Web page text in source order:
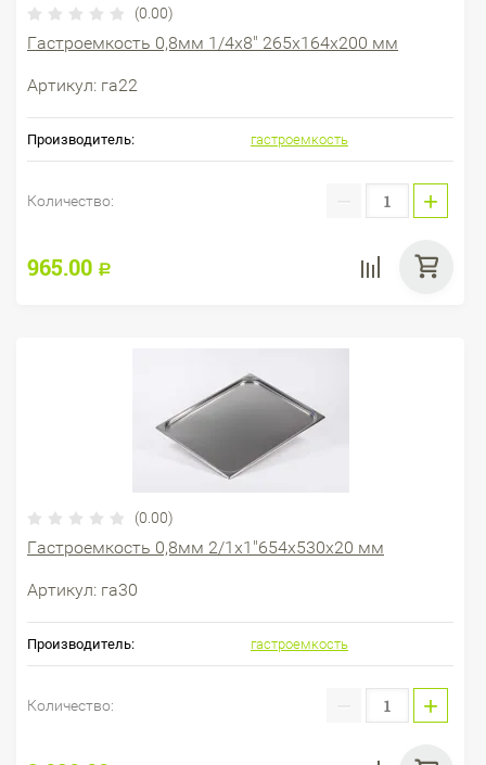
(0.00)
Гастроемкость 0,8мм 1/4х8" 265х164х200 мм
Артикул: га22
Производитель: гастроемкость
Количество: +
965.00 Р
(0.00)
Гастроемкость 0,8мм 2/1х1"654х530х20 мм
Артикул: га30
Производитель: гастроемкость
Количество: +